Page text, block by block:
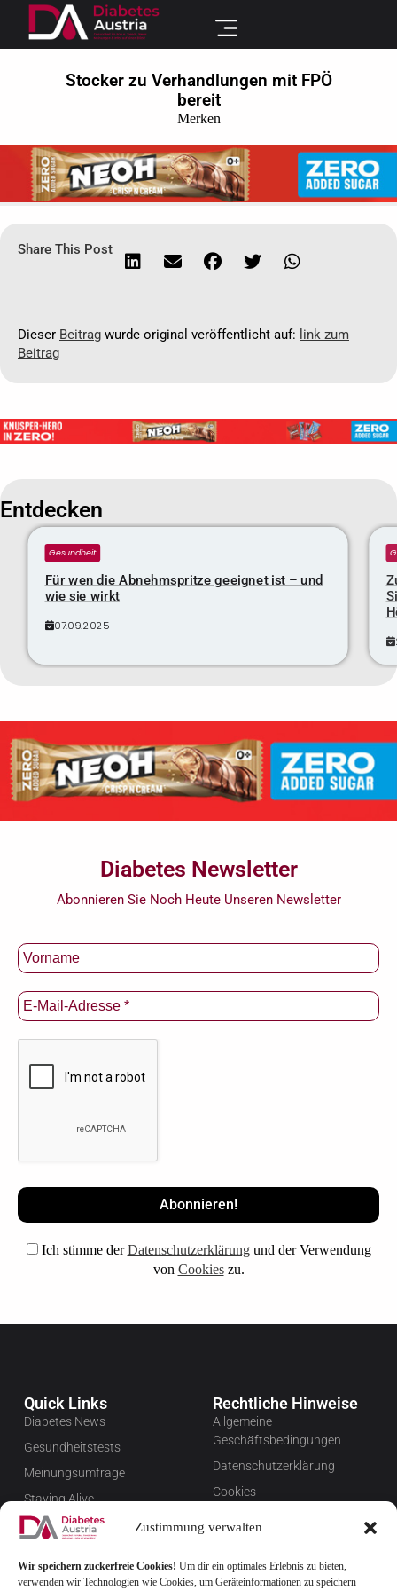
Zustimmung verwalten
Wir speichern zuckerfreie Cookies! Um dir ein optimales Erlebnis zu bieten,
verwenden wir Technologien wie Cookies, um Geräteinformationen zu speichern
Stocker zu Verhandlungen mit FPÖ
bereit
Merken
Share This Post
Dieser Beitrag wurde original veröffentlicht auf: link zum
Beitrag
Entdecken
Gesundheit
Für wen die Abnehmspritze geeignet ist – und
wie sie wirkt
07.09.2025
Diabetes Newsletter
Abonnieren Sie Noch Heute Unseren Newsletter
Ich stimme derDatenschutzerklärungund der Verwendung
von Cookieszu.
Quick Links
Diabetes News
Gesundheitstests
Meinungsumfrage
Staying Alive
Favoriten
Rechtliche Hinweise
Allgemeine
Geschäftsbedingungen
Datenschutzerklärung
Cookies
Newsletter verwalten